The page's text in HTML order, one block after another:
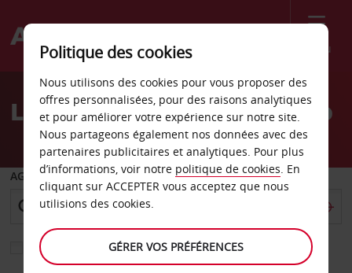
Menu
Welcome
AvisLocation de voiture Ballito
AGENCE DE DÉPART
Sélectionnez une autre agence de retour
Politique des cookies
Nous utilisons des cookies pour vous proposer des
offres personnalisées, pour des raisons analytiques
et pour améliorer votre expérience sur notre site.
Nous partageons également nos données avec des
partenaires publicitaires et analytiques. Pour plus
d’informations, voir notre politique de cookies. En
cliquant sur ACCEPTER vous acceptez que nous
utilisions des cookies.
GÉRER VOS PRÉFÉRENCES